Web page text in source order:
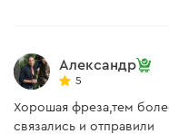
Александр
5
Хорошая фреза,тем
связались и отправили